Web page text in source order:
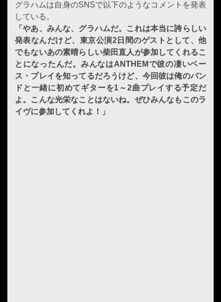
グラハムは自身のSNSで以下のようなコメントを発表
している。
「やあ、みんな、グラハムだ。これは本当に誇らしい
発表なんだけど、東京公演2日間のゲストとして、他
でもないあの素晴らしい柴田直人が参加してくれるこ
とになったんだ。みんなはANTHEMで彼の凄いベー
ス・プレイを知ってるだろうけど、今回彼は俺のバン
ドと一緒に初めてギターを1～2曲プレイする予定だ
よ。こんな光栄なことはないね。ぜひみんなもこのラ
イヴに参加してくれよ！」